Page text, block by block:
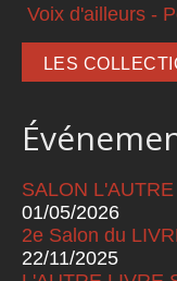
Voix d'ailleurs -
LES
SALON
01/05/2026
2e Salon du
22/11/2025